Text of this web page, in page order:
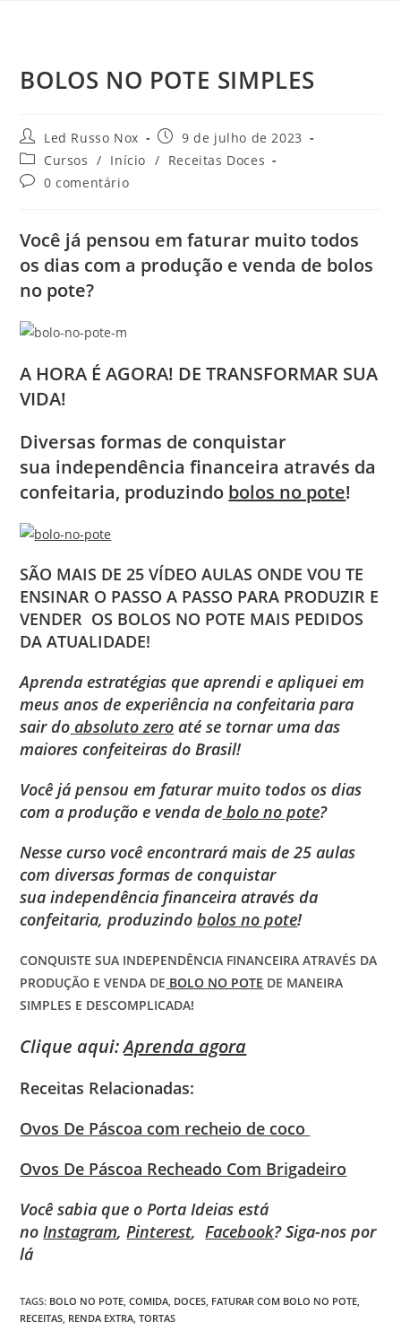
BOLOS NO POTE SIMPLES
Led Russo Nox
9 de julho de 2023
Cursos / Início / Receitas Doces
0 comentário
Você já pensou em faturar muito todos
os dias com a produção e venda de bolos
no pote?
A HORA É AGORA! DE TRANSFORMAR SUA
VIDA!
Diversas formas de conquistar
sua independência financeira através da
confeitaria, produzindo bolos no pote!
SÃO MAIS DE 25 VÍDEO AULAS ONDE VOU TE
ENSINAR O PASSO A PASSO PARA PRODUZIR E
VENDER OS BOLOS NO POTE MAIS PEDIDOS
DA ATUALIDADE!
Aprenda estratégias que aprendi e apliquei em
meus anos de experiência na confeitaria para
sair do absoluto zero até se tornar uma das
maiores confeiteiras do Brasil!
Você já pensou em faturar muito todos os dias
com a produção e venda de bolo no pote?
Nesse curso você encontrará mais de 25 aulas
com diversas formas de conquistar
sua independência financeira através da
confeitaria, produzindobolos no pote!
CONQUISTE SUA INDEPENDÊNCIA FINANCEIRA ATRAVÉS DA
PRODUÇÃO E VENDA DE BOLO NO POTE DE MANEIRA
SIMPLES E DESCOMPLICADA!
Clique aqui:Aprenda agora
Receitas Relacionadas:
Ovos De Páscoa com recheio de coco
Ovos De Páscoa Recheado Com Brigadeiro
Você sabia que o Porta Ideias está
noInstagram,Pinterest,Facebook? Siga-nos por
lá
TAGS: BOLO NO POTE, COMIDA, DOCES, FATURAR COM BOLO NO POTE,
RECEITAS, RENDA EXTRA, TORTAS